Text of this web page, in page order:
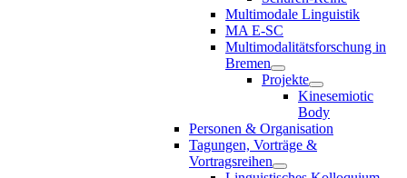
Multimodale Linguistik
MA E-SC
Multimodalitätsforschung in
Bremen
Projekte
Kinesemiotic
Body
Personen & Organisation
Tagungen, Vorträge &
Vortragsreihen